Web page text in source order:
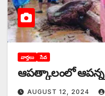
వార్తలు సేవ
ఆపత్కాలంలో ఆపన్న
AUGUST 12, 2024